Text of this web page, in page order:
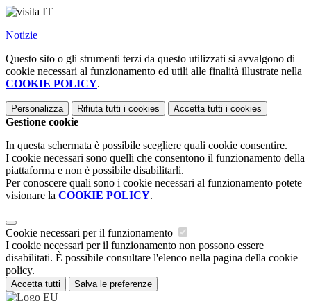
Notizie
Questo sito o gli strumenti terzi da questo utilizzati si avvalgono di
cookie necessari al funzionamento ed utili alle finalità illustrate nella
COOKIE POLICY.
Personalizza Rifiuta tutti i cookies Accetta tutti i cookies
Gestione cookie
In questa schermata è possibile scegliere quali cookie consentire.
I cookie necessari sono quelli che consentono il funzionamento della
piattaforma e non è possibile disabilitarli.
Per conoscere quali sono i cookie necessari al funzionamento potete
visionare la COOKIE POLICY.
Cookie necessari per il funzionamento
I cookie necessari per il funzionamento non possono essere
disabilitati. È possibile consultare l'elenco nella pagina della cookie
policy.
Accetta tutti Salva le preferenze